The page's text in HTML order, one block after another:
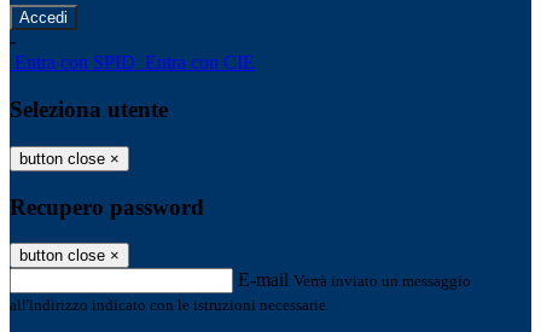
-
Entra con SPID Entra con CIE
Seleziona utente
button close ×
Recupero password
button close ×
E-mail Verrà inviato un messaggio
all'indirizzo indicato con le istruzioni necessarie.